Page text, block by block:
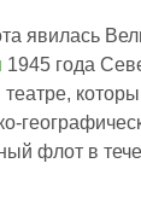
явилась
1945 года
флот в